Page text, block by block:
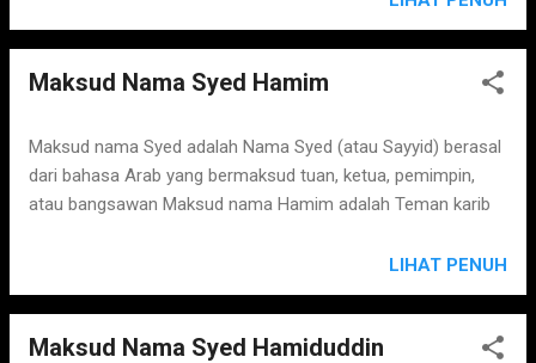
Maksud Nama Syed Hamim
Maksud nama Syed adalah Nama Syed (atau Sayyid) berasal
dari bahasa Arab yang bermaksud tuan, ketua, pemimpin,
atau bangsawan Maksud nama Hamim adalah Teman karib
LIHAT PENUH
Maksud Nama Syed Hamiduddin